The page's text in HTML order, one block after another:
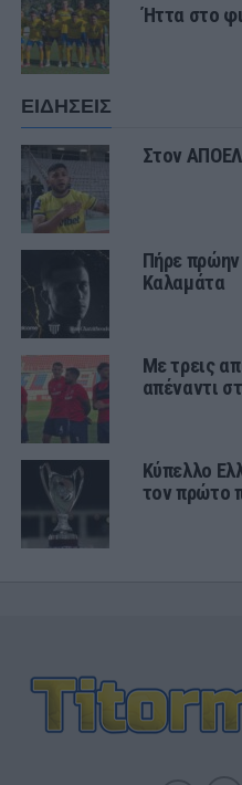
Ήττα στο
ΕΙΔΗΣΕΙΣ
Στον
Πήρε
Καλαμάτα
Με τρεις
απέναντι
Κύπελλο
τον πρώτο